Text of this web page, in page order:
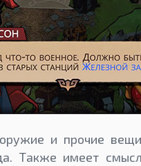
и прочие
Также имеет